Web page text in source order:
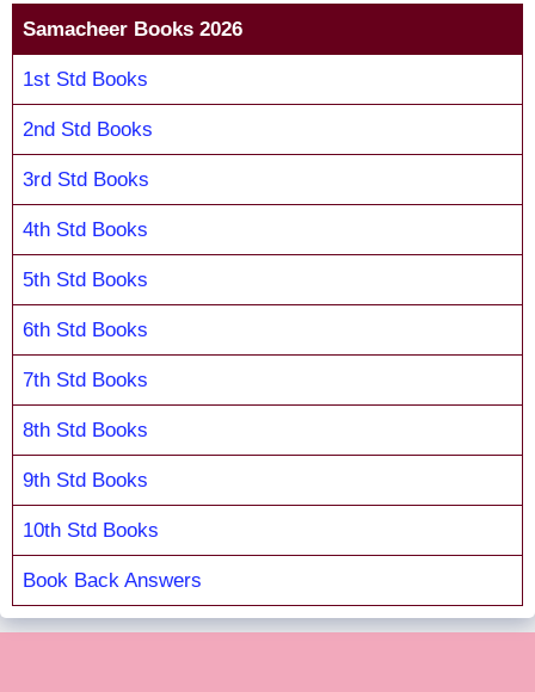
Samacheer Books 2026
1st Std Books
2nd Std Books
3rd Std Books
4th Std Books
5th Std Books
6th Std Books
7th Std Books
8th Std Books
9th Std Books
10th Std Books
Book Back Answers